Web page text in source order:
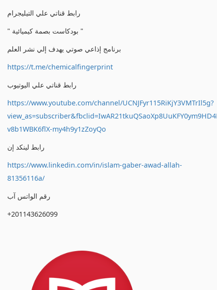
رابط قناتي علي التيليجرام
" بودكاست بصمة كيميائية "
برنامج إذاعي صوتي يهدف إلي نشر العلم
https://t.me/chemicalfingerprint
رابط قناتي علي اليوتيوب
https://www.youtube.com/channel/UCNJFyr115RiKjY3VMTrIl5g?
v8b1WBK6flX-my4h9y1zZoyQo
رابط لينكد إن
https://www.linkedin.com/in/islam-gaber-awad-allah-
81356116a/
رقم الواتس آب
+201143626099